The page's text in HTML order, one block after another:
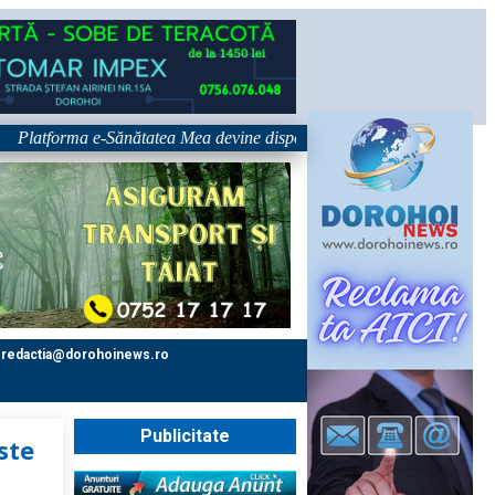
e-Sănătatea Mea devine disponibilă pe 1 septembrie:
redactia@dorohoinews.ro
Publicitate